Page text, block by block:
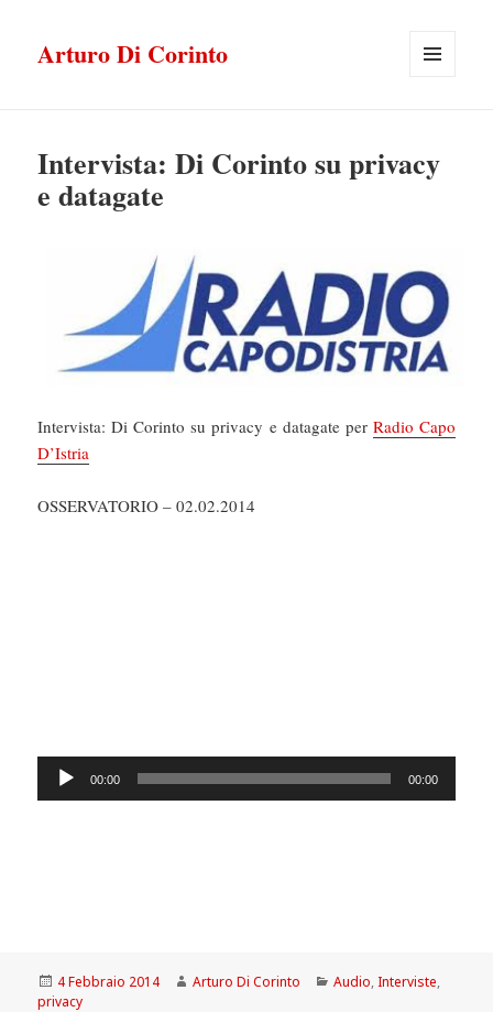
Arturo Di Corinto
Intervista: Di Corinto su privacy
e datagate
Intervista: Di Corinto su privacy e datagate per Radio Capo
D’Istria
OSSERVATORIO – 02.02.2014
Audio
Player
00:00 00:00
Scritto
il
4 Febbraio 2014 Autore
Arturo Di Corinto Categorie
Audio,Interviste,
privacy